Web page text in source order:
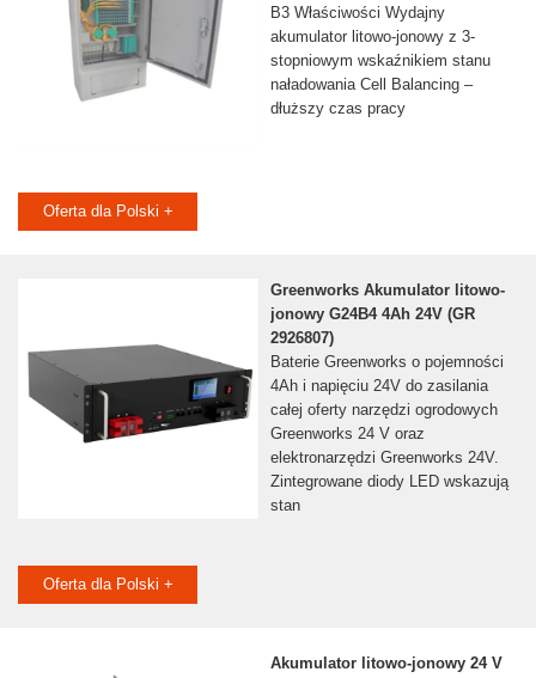
B3 Właściwości Wydajny
akumulator litowo-jonowy z 3-
stopniowym wskaźnikiem stanu
naładowania Cell Balancing –
dłuższy czas pracy
Oferta dla Polski +
Greenworks Akumulator litowo-
jonowy G24B4 4Ah 24V (GR
2926807)
Baterie Greenworks o pojemności
4Ah i napięciu 24V do zasilania
całej oferty narzędzi ogrodowych
Greenworks 24 V oraz
elektronarzędzi Greenworks 24V.
Zintegrowane diody LED wskazują
stan
Oferta dla Polski +
Akumulator litowo-jonowy 24 V